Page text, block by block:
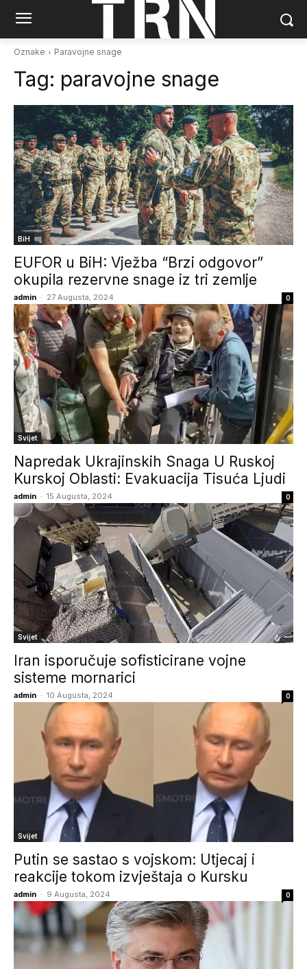
Oznake Paravojne snage
Tag: paravojne snage
BiH
EUFOR u BiH: Vježba “Brzi odgovor”
okupila rezervne snage iz tri zemlje
admin - 27 Augusta, 2024 0
Svijet
Napredak Ukrajinskih Snaga U Ruskoj
Kurskoj Oblasti: Evakuacija Tisuća Ljudi
admin - 15 Augusta, 2024 0
Svijet
Iran isporučuje sofisticirane vojne
sisteme mornarici
admin - 10 Augusta, 2024 0
Svijet
Putin se sastao s vojskom: Utjecaj i
reakcije tokom izvještaja o Kursku
admin - 9 Augusta, 2024 0